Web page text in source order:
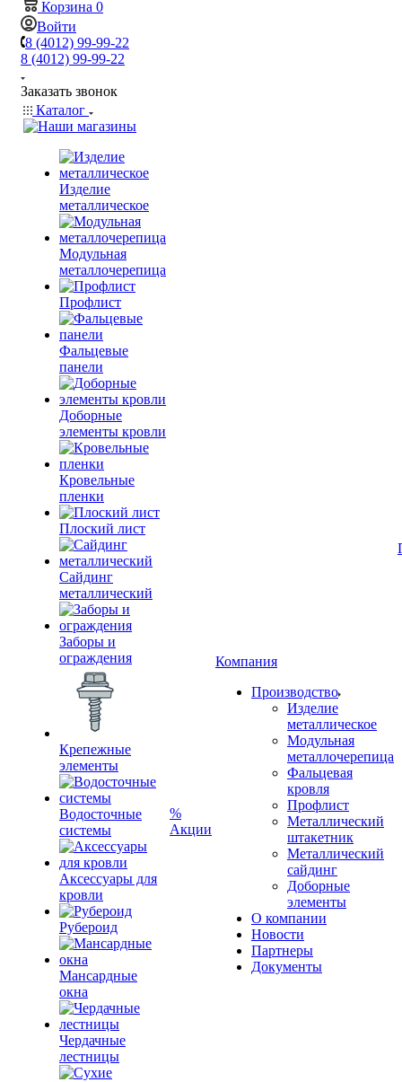
Корзина 0
Войти
8 (4012) 99-99-22
8 (4012) 99-99-22
Заказать звонок
Каталог
Изделие
металлическое
Модульная
металлочерепица
Профлист
Фальцевые
панели
Доборные
элементы кровли
Кровельные
пленки
Плоский лист
Сайдинг
металлический
Заборы и
ограждения
Крепежные
элементы
Водосточные
системы
Аксессуары для
кровли
Рубероид
Мансардные
окна
Чердачные
лестницы
%
Акции
Компания
Производство
Изделие
металлическое
Модульная
металлочерепица
Фальцевая
кровля
Профлист
Металлический
штакетник
Металлический
сайдинг
Доборные
элементы
О компании
Новости
Партнеры
Документы